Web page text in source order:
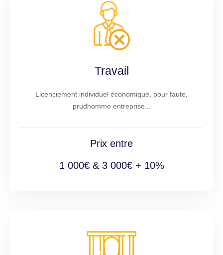
Travail
Licenciement individuel économique, pour faute,
prudhomme entreprise...
Prix entre
1 000€ & 3 000€ + 10%